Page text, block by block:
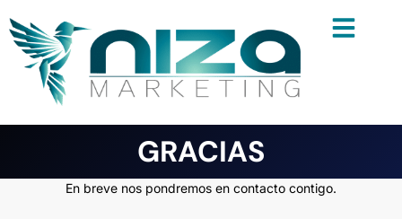
contenido
GRACIAS
En breve nos pondremos en contacto contigo.